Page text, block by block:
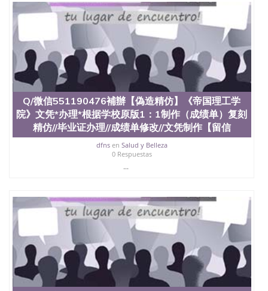
二、办理流程： 1、收集客户办理信息； 2、客户付
定金下单； 3、公司确认到账转制作点做电子图；
4、电子图做好发给客户确认； 5、电子图确认好转成
品部做成品； 6、成品做好拍照或者视频确认再付余
款； 7、快递给客户（国内顺丰，国外DHL）。 三、
真实网上可查的证明材料 1、教育部学历学位认证，
留服真实存档可查，存档。 2、留学回国人员证明
（使馆认证），使馆网站真实存档可查。 3、留信网
真实可查认证办理，存档可查，终身受用。 四、办理
流程农业科学院、艺术与建筑学院、商学院、交流学
院、地球及物质科学院、教育学院、工程学院、健康
与人类发展学院、信息工程与科学学院、人文学院、
护理学院、科学学院等。学校的教育学院排名在全美
前十名，工学院排名在前十五名，且继续攀升中。纽
约大学为学生们提供本科、硕士及博士学位。学校的
学、美术、电子工程、天文学、农业、环境污染控
制、历史、电气工程、生物工程、建筑设计、工商管
理、材料科学、机械工程、航天工程、土木工程、数
学、化学、英语、社会科学、心理学、戏剧、市场营
销、机械工程、计算机科学、物理学、人工智能、商
科、金融专业 1、客户提供相关材料，确定客户办理
信息，给出操作方案； 2、补充毕业证成绩单等相关
材料； 3、留服注册申请账号，付定金； 4、预约递
Q/微信551190476補辦【偽造精仿】《帝国理工学
院》文凭*办理*根据学校原版1：1制作（成绩单）复刻
精仿//毕业证办理//成绩单修改//文凭制作【留信
dfnsen Salud y Belleza
0 Respuestas
...